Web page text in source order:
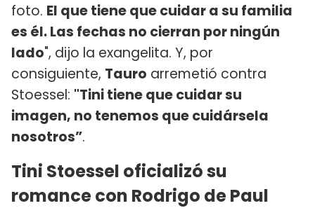
foto. El que tiene que cuidar a su familia
es él. Las fechas no cierran por ningún
lado", dijo la exangelita. Y, por
consiguiente, Tauro arremetió contra
Stoessel: "Tini tiene que cuidar su
imagen, no tenemos que cuidársela
nosotros”.
Tini Stoessel oficializó su
romance con Rodrigo de Paul